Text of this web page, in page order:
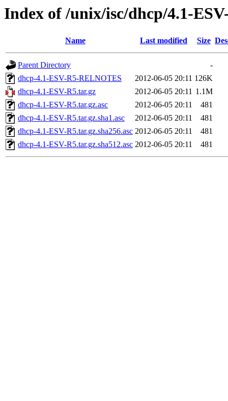
Index of /unix/isc/dhcp/4.1-
Name Last modified Size
Parent Directory
-
dhcp-4.1-ESV-R5-RELNOTES
2012-06-05 20:11 126K
dhcp-4.1-ESV-R5.tar.gz
2012-06-05 20:11 1.1M
dhcp-4.1-ESV-R5.tar.gz.asc
2012-06-05 20:11
481
dhcp-4.1-ESV-R5.tar.gz.sha1.asc
2012-06-05 20:11
481
dhcp-4.1-ESV-R5.tar.gz.sha256.asc 2012-06-05 20:11
481
dhcp-4.1-ESV-R5.tar.gz.sha512.asc 2012-06-05 20:11 481